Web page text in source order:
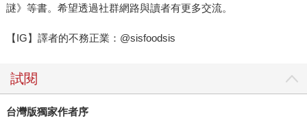
謎》等書。希望透過社群網路與讀者有更多交流。
【IG】譯者的不務正業：@sisfoodsis
試閱
台灣版獨家作者序